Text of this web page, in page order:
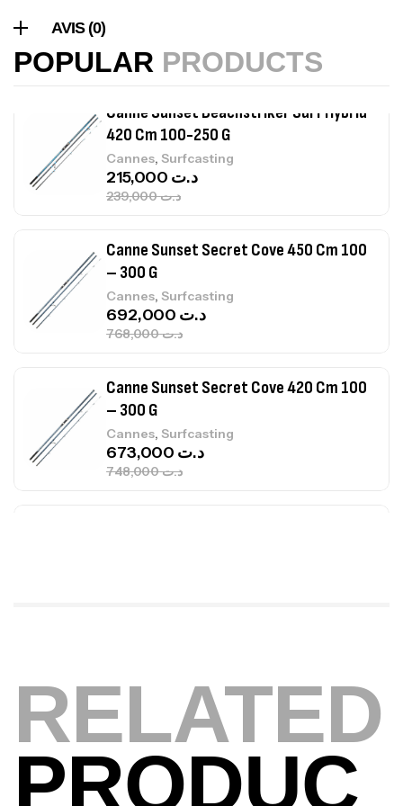
AVIS (0)
POPULAR PRODUCTS
د.ت
Canne Sunset Secret Cove 450 Cm 100
– 300 G
Cannes, Surfcasting
د.ت768,000
د.ت692,000
Canne Sunset Secret Cove 420 Cm 100
– 300 G
Cannes, Surfcasting
د.ت748,000
د.ت 673,000
Canne Jigging Sunset Massive Attack
1.83m 120/250gr 30kg
Cannes, Jigging
د.ت379,000
د.ت340,000
Accastillage bateau , Accessoires bateaux
د.ت
Canne Sunset Beachstriker Surf Hybrid
RELATED
PRODUC